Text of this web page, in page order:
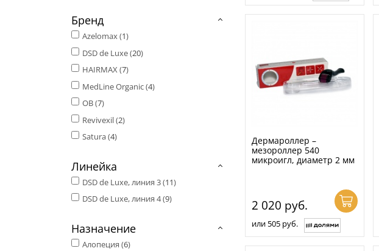
Бренд
Azelomax (1)
DSD de Luxe (20)
HAIRMAX (7)
MedLine Organic (4)
ОВ (7)
Revivexil (2)
Satura (4)
Линейка
DSD de Luxe, линия 3 (11)
DSD de Luxe, линия 4 (9)
Назначение
Алопеция (6)
Дермароллер –
мезороллер 540
микроигл, диаметр 2 мм
2 020 руб.
или 505 руб.